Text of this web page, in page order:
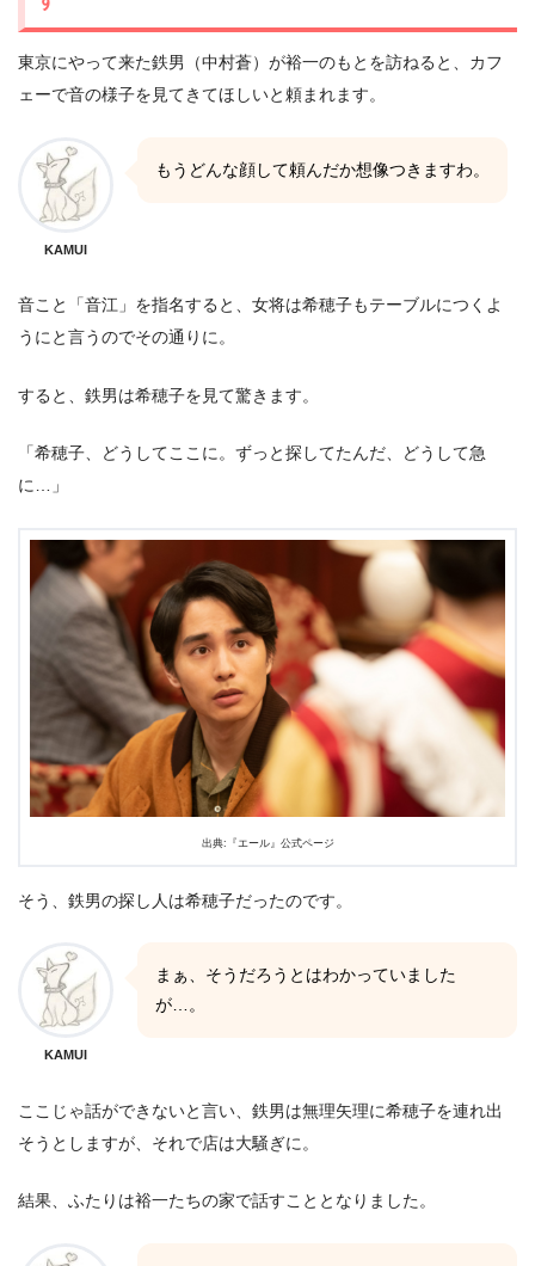
東京にやって来た鉄男（中村蒼）が裕一のもとを訪ねると、カフ
ェーで音の様子を見てきてほしいと頼まれます。
KAMUI
もうどんな顔して頼んだか想像つきますわ。
音こと「音江」を指名すると、女将は希穂子もテーブルにつくよ
うにと言うのでその通りに。
すると、鉄男は希穂子を見て驚きます。
「希穂子、どうしてここに。ずっと探してたんだ、どうして急
に…」
出典:『エール』公式ページ
そう、鉄男の探し人は希穂子だったのです。
KAMUI
まぁ、そうだろうとはわかっていました
が…。
ここじゃ話ができないと言い、鉄男は無理矢理に希穂子を連れ出
そうとしますが、それで店は大騒ぎに。
結果、ふたりは裕一たちの家で話すこととなりました。